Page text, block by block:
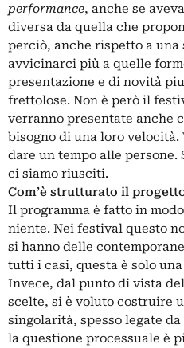
performance, anche se
diversa da quella che
perciò, anche rispetto a una
avvicinarci più a quelle
presentazione e di novità
frettolose. Non è però il
verranno presentate anche
bisogno di una loro velocità.
dare un tempo alle persone.
ci siamo riusciti.
Com’è strutturato il
Il programma è fatto in
niente. Nei festival questo
si hanno delle
tutti i casi, questa è solo
Invece, dal punto di vista
scelte, si è voluto costruire
singolarità, spesso legate
la questione processuale è